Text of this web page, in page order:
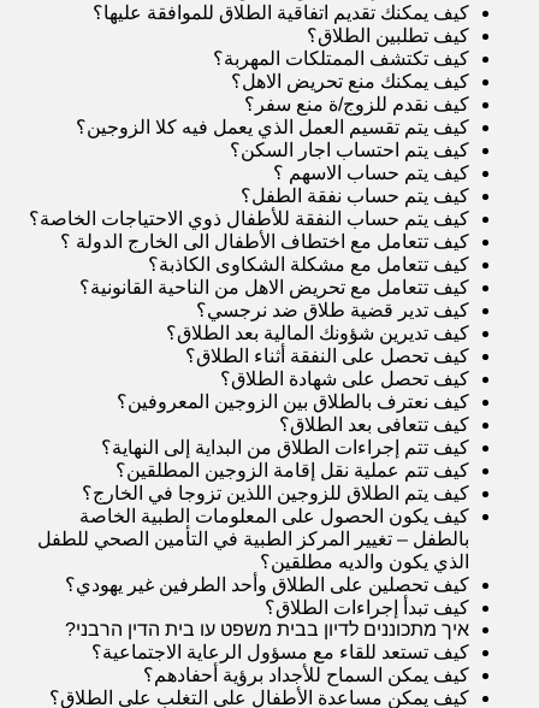
كيف يمكنك تقديم اتفاقية الطلاق للموافقة عليها؟
كيف تطلبين الطلاق؟
كيف تكتشف الممتلكات المهربة؟
كيف يمكنك منع تحريض الاهل؟
كيف نقدم للزوج/ة منع سفر ؟
كيف يتم تقسيم العمل الذي يعمل فيه كلا الزوجين؟
كيف يتم احتساب اجار السكن؟
كيف يتم حساب الاسهم ؟
كيف يتم حساب نفقة الطفل؟
كيف يتم حساب النفقة للأطفال ذوي الاحتياجات الخاصة؟
كيف تتعامل مع اختطاف الأطفال الى الخارج الدولة ؟
كيف تتعامل مع مشكلة الشكاوى الكاذبة؟
كيف تتعامل مع تحريض الاهل من الناحية القانونية؟
كيف تدير قضية طلاق ضد نرجسي؟
كيف تديرين شؤونك المالية بعد الطلاق؟
كيف تحصل على النفقة أثناء الطلاق؟
كيف تحصل على شهادة الطلاق؟
كيف نعترف بالطلاق بين الزوجين المعروفين؟
كيف تتعافى بعد الطلاق؟
كيف تتم إجراءات الطلاق من البداية إلى النهاية؟
كيف تتم عملية نقل إقامة الزوجين المطلقين؟
كيف يتم الطلاق للزوجين اللذين تزوجا في الخارج؟
كيف يكون الحصول على المعلومات الطبية الخاصة
بالطفل – تغيير المركز الطبية في التأمين الصحي للطفل
الذي يكون والديه مطلقين؟
كيف تحصلين على الطلاق وأحد الطرفين غير يهودي؟
كيف تبدأ إجراءات الطلاق؟
איך מתכוננים לדיון בבית משפט עו בית הדין הרבני‎?
كيف تستعد للقاء مع مسؤول الرعاية الاجتماعية؟
كيف يمكن السماح للأجداد برؤية أحفادهم؟
كيف يمكن مساعدة الأطفال على التغلب على الطلاق؟